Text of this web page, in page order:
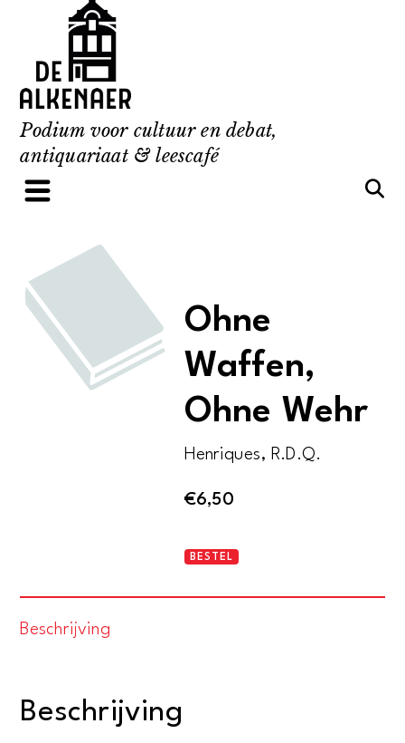
content
Podium voor cultuur en debat,
antiquariaat & leescafé
Ohne
Waffen,
Ohne Wehr
Henriques, R.D.Q.
€6,50
Ohne
BESTEL
Beschrijving
Beschrijving